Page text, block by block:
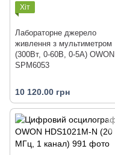
Хіт
Лабораторне джерело
живлення з мультиметром
(300Вт, 0-60В, 0-5А) OWON
SPM6053
10 120.00 грн